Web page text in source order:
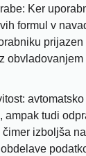
Ker
formul v
ampak tudi
izboljša